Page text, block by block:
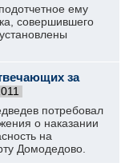
ему
совершившего
за
потребовал
о наказании
на
Домодедово.